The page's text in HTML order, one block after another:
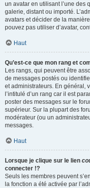
un avatar en utilisant l’une des
galerie, distant ou importé.
avatars et décider de la
pouvez pas utiliser d’avatar,
Haut
Qu’est-ce que mon rang et
Les rangs, qui peuvent être
de messages postés ou
et administrateurs. En général,
l’intitulé d’un rang car il est
poster des messages sur le
supérieur. Sur la plupart des
modérateur (ou un
messages.
Haut
Lorsque je clique sur le lien
connecter !?
Seuls les membres peuvent
la fonction a été activée par